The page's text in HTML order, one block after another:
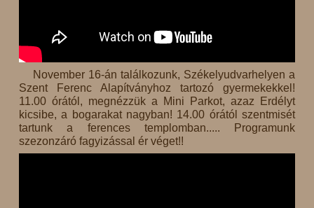
November 16-án találkozunk, Székelyudvarhelyen a
Szent Ferenc Alapítványhoz tartozó gyermekekkel!
11.00 órától, megnézzük a Mini Parkot, azaz Erdélyt
kicsibe, a bogarakat nagyban! 14.00 órától szentmisét
tartunk a ferences templomban..... Programunk
szezonzáró fagyizással ér véget!!